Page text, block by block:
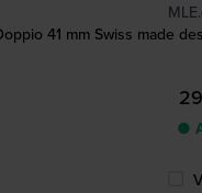
41 mm Swiss made
●